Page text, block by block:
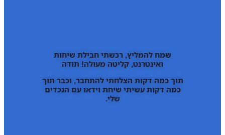
שמח להמליץ, רכשתי חבילת שיחות
ואינטרנט, קליטה מעולה! תודה
תוך כמה דקות הצלחתי להתחבר, וכבר תוך
כמה דקות עשיתי שיחת וידאו עם הנכדים
שלי.